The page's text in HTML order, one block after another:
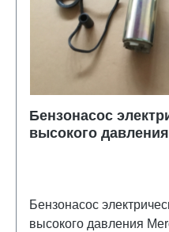
Бензонасос
высокого давления
Бензонасос
высокого давления